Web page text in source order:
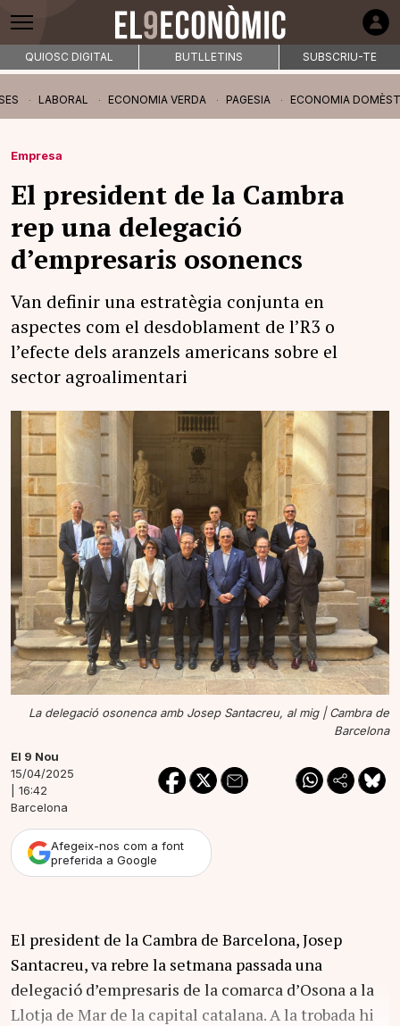
QUIOSC DIGITAL BUTLLETINS SUBSCRIU-TE
LABORAL ECONOMIA VERDA PAGESIA ECONOMIA
Empresa
El president de la Cambra
rep una delegació
d’empresaris osonencs
Van definir una estratègia conjunta en
aspectes com el desdoblament de l’R3 o
l’efecte dels aranzels americans sobre el
sector agroalimentari
La delegació osonenca amb Josep Santacreu, al mig |Cambra de
Barcelona
El 9 Nou
15/04/2025
| 16:42
Barcelona
Afegeix-nos com a font
preferida a Google
El president de la Cambra de Barcelona, Josep
Santacreu, va rebre la setmana passada una
delegació d’empresaris de la comarca d’Osona a la
Llotja de Mar de la capital catalana. A la trobada hi